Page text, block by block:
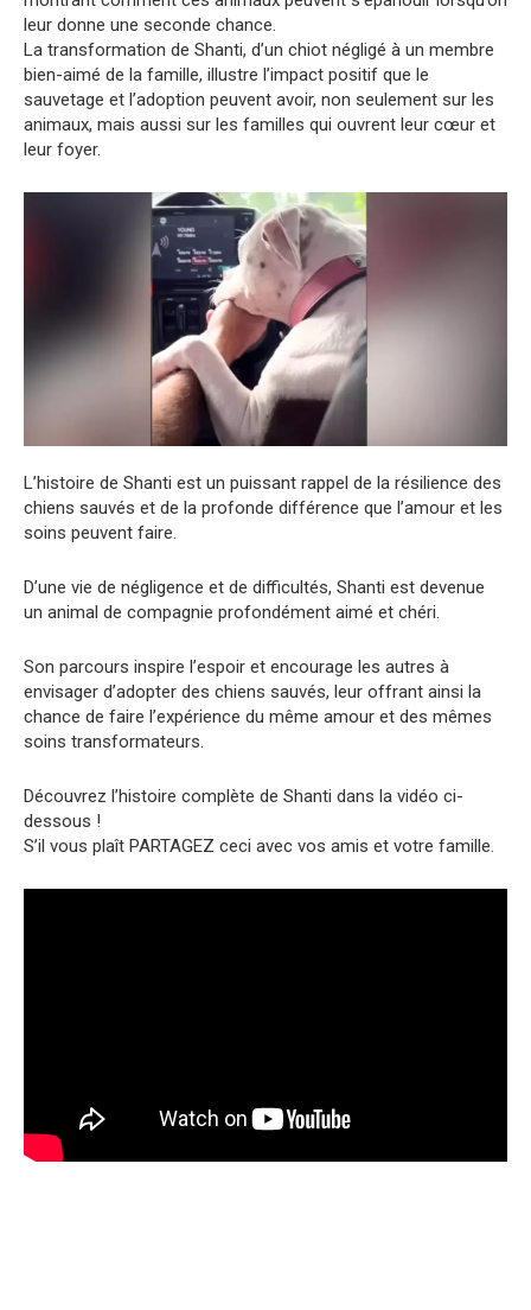
leur donne une seconde chance.
La transformation de Shanti, d’un chiot négligé à un membre
bien-aimé de la famille, illustre l’impact positif que le
sauvetage et l’adoption peuvent avoir, non seulement sur les
animaux, mais aussi sur les familles qui ouvrent leur cœur et
leur foyer.
L’histoire de Shanti est un puissant rappel de la résilience des
chiens sauvés et de la profonde différence que l’amour et les
soins peuvent faire.
D’une vie de négligence et de difficultés, Shanti est devenue
un animal de compagnie profondément aimé et chéri.
Son parcours inspire l’espoir et encourage les autres à
envisager d’adopter des chiens sauvés, leur offrant ainsi la
chance de faire l’expérience du même amour et des mêmes
soins transformateurs.
Découvrez l’histoire complète de Shanti dans la vidéo ci-
dessous !
S’il vous plaît PARTAGEZ ceci avec vos amis et votre famille.